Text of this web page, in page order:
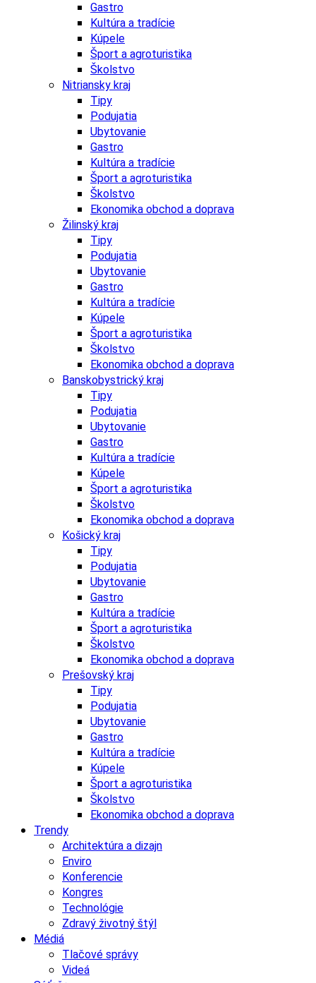
Gastro
Kultúra a tradície
Kúpele
Šport a agroturistika
Školstvo
Nitriansky kraj
Tipy
Podujatia
Ubytovanie
Gastro
Kultúra a tradície
Šport a agroturistika
Školstvo
Ekonomika obchod a doprava
Žilinský kraj
Tipy
Podujatia
Ubytovanie
Gastro
Kultúra a tradície
Kúpele
Šport a agroturistika
Školstvo
Ekonomika obchod a doprava
Banskobystrický kraj
Tipy
Podujatia
Ubytovanie
Gastro
Kultúra a tradície
Kúpele
Šport a agroturistika
Školstvo
Ekonomika obchod a doprava
Košický kraj
Tipy
Podujatia
Ubytovanie
Gastro
Kultúra a tradície
Šport a agroturistika
Školstvo
Ekonomika obchod a doprava
Prešovský kraj
Tipy
Podujatia
Ubytovanie
Gastro
Kultúra a tradície
Kúpele
Šport a agroturistika
Školstvo
Ekonomika obchod a doprava
Trendy
Architektúra a dizajn
Enviro
Konferencie
Kongres
Technológie
Zdravý životný štýl
Médiá
Tlačové správy
Videá